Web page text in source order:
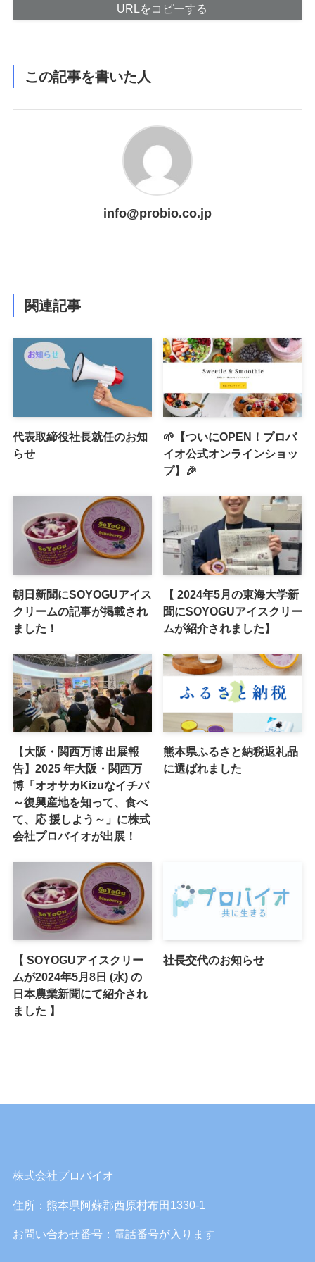
URLをコピーする
この記事を書いた人
info@probio.co.jp
関連記事
代表取締役社長就任のお知
らせ
🌱【ついにOPEN！プロバ
イオ公式オンラインショッ
プ】🎉
朝日新聞にSOYOGUアイス
クリームの記事が掲載され
ました！
【 2024年5月の東海大学新
聞にSOYOGUアイスクリー
ムが紹介されました】
【大阪・関西万博 出展報
告】2025 年大阪・関西万
博「オオサカKizuなイチバ
～復興産地を知って、食べ
て、応 援しよう～」に株式
会社プロバイオが出展！
熊本県ふるさと納税返礼品
に選ばれました
【 SOYOGUアイスクリー
ムが2024年5月8日 (水) の
日本農業新聞にて紹介され
ました 】
社長交代のお知らせ
株式会社プロバイオ
住所：熊本県阿蘇郡西原村布田1330-1
お問い合わせ番号：電話番号が入ります